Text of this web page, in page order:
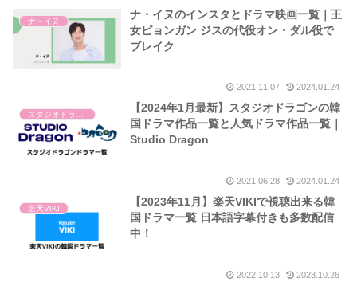
ナ・イヌ
ナ・イヌのインスタとドラマ映画一覧｜王
女ピョンガン ジスの代役オン・ダル役で
ブレイク
2021.11.07 2024.01.24
スタジオドラゴン
【2024年1月最新】スタジオドラゴンの韓
国ドラマ作品一覧と人気ドラマ作品一覧｜
Studio Dragon
2021.06.28 2024.01.24
楽天VIKI
【2023年11月】楽天VIKIで視聴出来る韓
国ドラマ一覧 日本語字幕付きも多数配信
中！
2022.10.13 2023.10.26